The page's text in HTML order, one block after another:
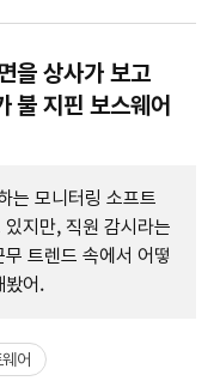
을 상사가 보고
불 지핀 보스웨어
는 모니터링 소프트
지만, 직원 감시라는
트렌드 속에서 어떻
봤어.
어